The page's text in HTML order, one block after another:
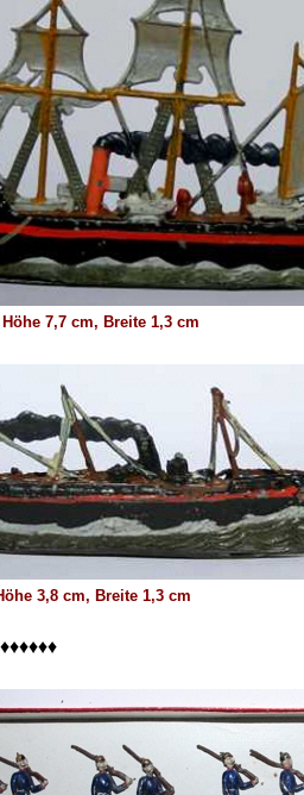
7,7 cm, Breite 1,3 cm
3,8 cm, Breite 1,3 cm